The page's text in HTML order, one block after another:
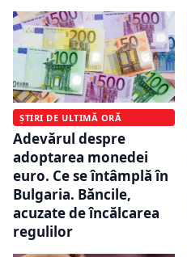
ȘTIRI DE ULTIMĂ ORĂ
Adevărul despre
adoptarea monedei
euro. Ce se întâmplă în
Bulgaria. Băncile,
acuzate de încălcarea
regulilor